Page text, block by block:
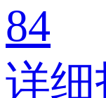
84
详细